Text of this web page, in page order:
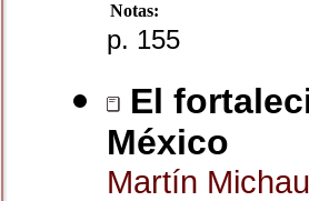
Notas:
p. 155
El
México
Martín